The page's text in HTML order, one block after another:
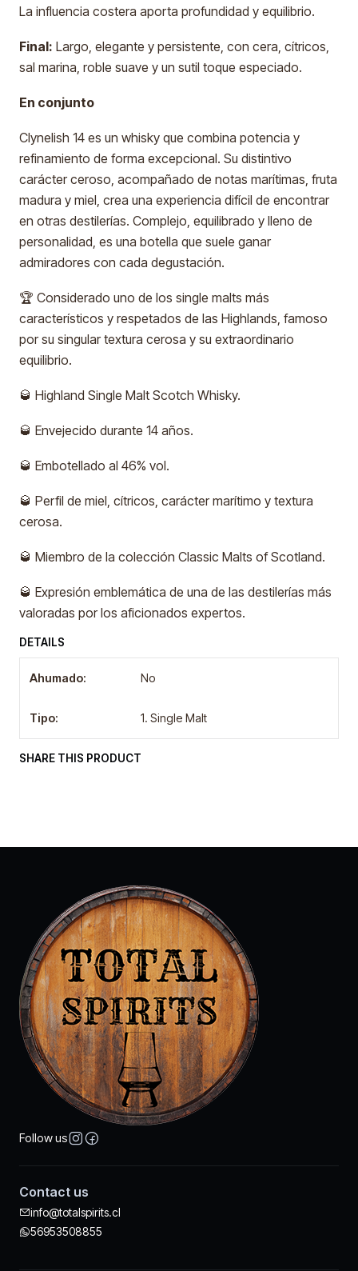
La influencia costera aporta profundidad y equilibrio.
Final: Largo, elegante y persistente, con cera, cítricos,
sal marina, roble suave y un sutil toque especiado.
En conjunto
Clynelish 14 es un whisky que combina potencia y
refinamiento de forma excepcional. Su distintivo
carácter ceroso, acompañado de notas marítimas, fruta
madura y miel, crea una experiencia difícil de encontrar
en otras destilerías. Complejo, equilibrado y lleno de
personalidad, es una botella que suele ganar
admiradores con cada degustación.
🏆 Considerado uno de los single malts más
característicos y respetados de las Highlands, famoso
por su singular textura cerosa y su extraordinario
equilibrio.
🥃 Highland Single Malt Scotch Whisky.
🥃 Envejecido durante 14 años.
🥃 Embotellado al 46% vol.
🥃 Perfil de miel, cítricos, carácter marítimo y textura
cerosa.
🥃 Miembro de la colección Classic Malts of Scotland.
🥃 Expresión emblemática de una de las destilerías más
valoradas por los aficionados expertos.
DETAILS
Ahumado: No
Tipo: 1. Single Malt
SHARE THIS PRODUCT
Follow us
Contact us
info@totalspirits.cl
56953508855